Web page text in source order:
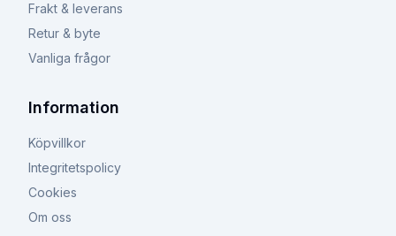
Frakt & leverans
Retur & byte
Vanliga frågor
Information
Köpvillkor
Integritetspolicy
Cookies
Om oss